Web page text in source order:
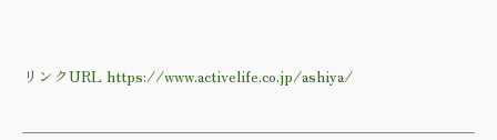
リンクURL https://www.activelife.co.jp/ashiya/